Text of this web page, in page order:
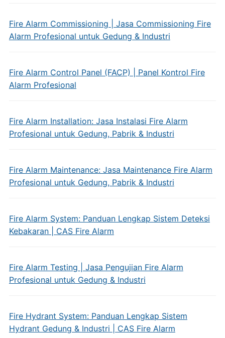
Fire Alarm Commissioning | Jasa Commissioning Fire
Alarm Profesional untuk Gedung & Industri
Fire Alarm Control Panel (FACP) | Panel Kontrol Fire
Alarm Profesional
Fire Alarm Installation: Jasa Instalasi Fire Alarm
Profesional untuk Gedung, Pabrik & Industri
Fire Alarm Maintenance: Jasa Maintenance Fire Alarm
Profesional untuk Gedung, Pabrik & Industri
Fire Alarm System: Panduan Lengkap Sistem Deteksi
Kebakaran | CAS Fire Alarm
Fire Alarm Testing | Jasa Pengujian Fire Alarm
Profesional untuk Gedung & Industri
Fire Hydrant System: Panduan Lengkap Sistem
Hydrant Gedung & Industri | CAS Fire Alarm